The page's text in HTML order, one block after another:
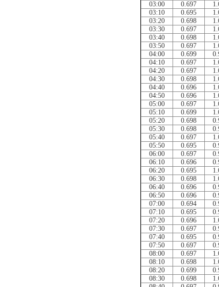
03:00
0.697
03:10
0.695
03:20
0.698
03:30
0.697
03:40
0.698
03:50
0.697
04:00
0.699
04:10
0.697
04:20
0.697
04:30
0.698
04:40
0.696
04:50
0.696
05:00
0.697
05:10
0.699
05:20
0.698
05:30
0.698
05:40
0.697
05:50
0.695
06:00
0.697
06:10
0.696
06:20
0.695
06:30
0.698
06:40
0.696
06:50
0.696
07:00
0.694
07:10
0.695
07:20
0.696
07:30
0.697
07:40
0.695
07:50
0.697
08:00
0.697
08:10
0.698
08:20
0.699
08:30
0.698